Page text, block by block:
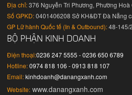
Địa chỉ:376 Nguyễn Tri Phương, Phường
Số GPKD:0401406208 Sở KH&ĐT Đà Nẵng
GP Lữ hành Quốc tế (In & Outbound):48-145/
BỘ PHẬN KINH DOANH
Điện thoại:0236 247 5555 - 0236 650 6789
Hotline: 0974 818 106 - 0913 818 107
Email: kinhdoanh@danangxanh.com
Website: www.danangxanh.com